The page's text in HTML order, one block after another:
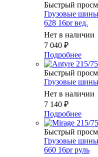
Быстрый
Грузовые
628 16pr вед.
Нет в наличии
7 040 ₽
Подробнее
Быстрый
Грузовые
Нет в наличии
7 140 ₽
Подробнее
Быстрый
Грузовые
660 16pr руль